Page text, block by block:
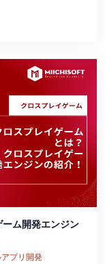
ム開発エンジン
プリ開発